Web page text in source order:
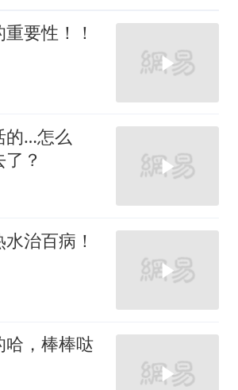
要性！！
的…怎么
？
治百病！
哈，棒棒哒